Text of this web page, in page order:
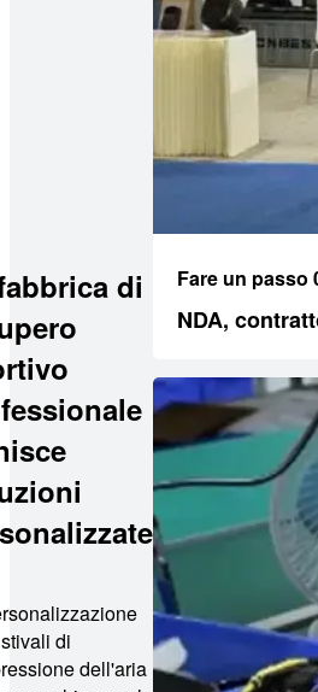
di
di
dell'aria
Fare un passo
NDA,